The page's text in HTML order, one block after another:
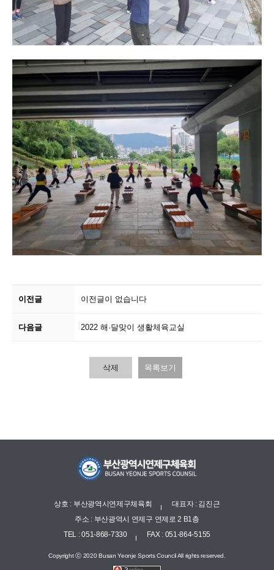
이전글 이전글이 없습니다
다음글 2022 해·달맞이 생활체육교실
삭제 목록보기
상호 : 부산광역시연제구체육회
대표자 : 김진근
주소 : 부산광역시 연제구 연제로 2 B1층
TEL : 051-868-7330
FAX : 051-864-5155
Copyright ⓒ 2020 Busan Yeonje Sports Council All rights reserved.